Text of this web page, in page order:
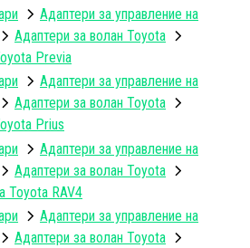
Адаптери за управление на
Адаптери за волан Toyota
Previa
Адаптери за управление на
Адаптери за волан Toyota
Prius
Адаптери за управление на
Адаптери за волан Toyota
Toyota RAV4
Адаптери за управление на
Адаптери за волан Toyota